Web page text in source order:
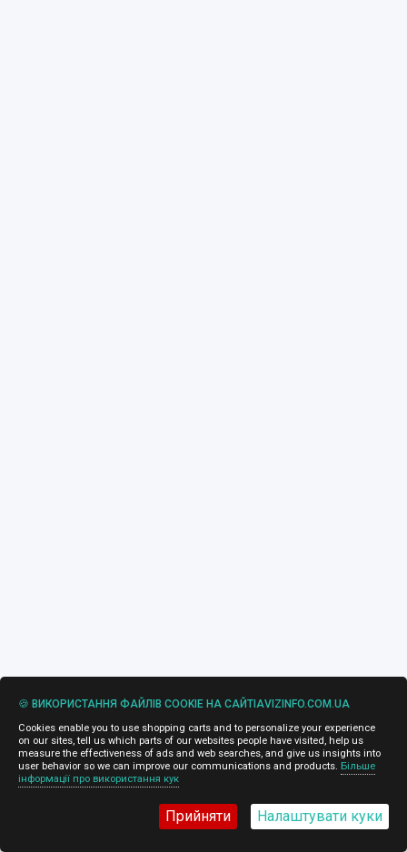
🍪 ВИКОРИСТАННЯ ФАЙЛІВ COOKIE НА САЙТІAVIZINFO.COM.UA
Cookies enable you to use shopping carts and to personalize your experience
on our sites, tell us which parts of our websites people have visited, help us
measure the effectiveness of ads and web searches, and give us insights into
user behavior so we can improve our communications and products. Більше
інформації про використання кук
Прийняти Налаштувати куки